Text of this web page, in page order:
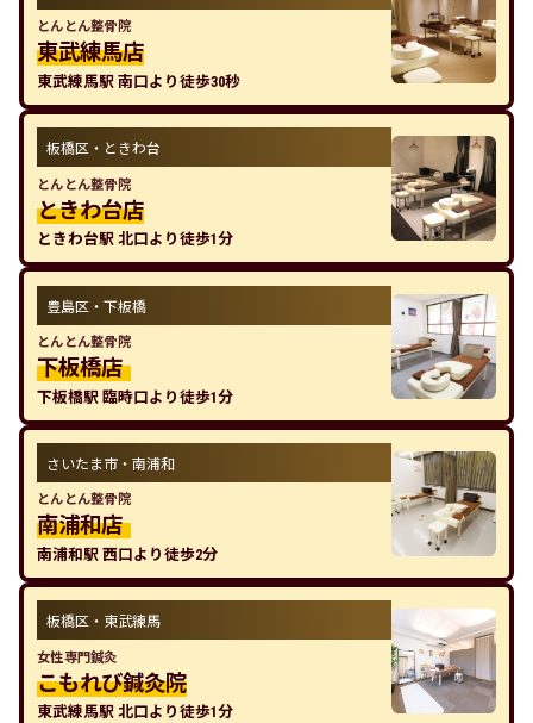
とんとん整骨院
東武練馬店
東武練馬駅 南口より徒歩30秒
板橋区・ときわ台
とんとん整骨院
ときわ台店
ときわ台駅 北口より徒歩1分
豊島区・下板橋
とんとん整骨院
下板橋店
下板橋駅 臨時口より徒歩1分
さいたま市・南浦和
とんとん整骨院
南浦和店
南浦和駅 西口より徒歩2分
板橋区・東武練馬
女性専門鍼灸
こもれび鍼灸院
東武練馬駅 北口より徒歩1分